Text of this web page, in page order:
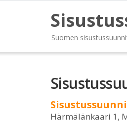
Suomen
Härmälänkaari 1,